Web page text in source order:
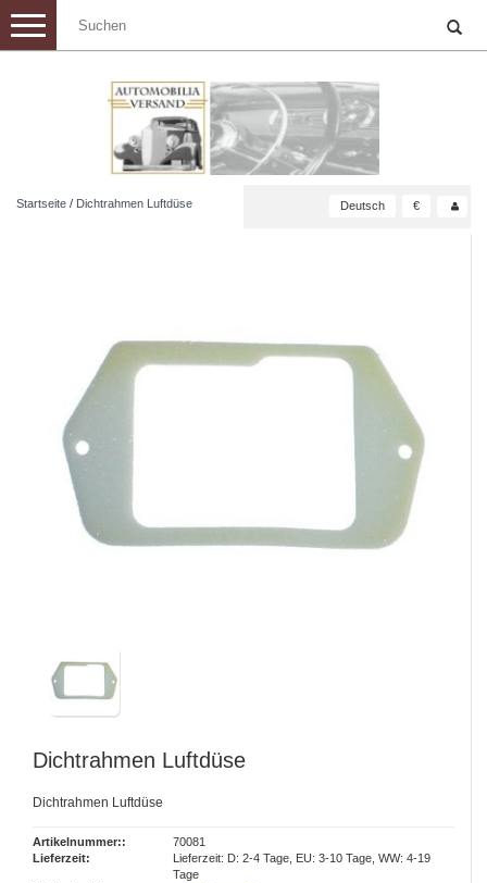
Toggle
navigation
Startseite / Dichtrahmen Luftdüse Deutsch €
Dichtrahmen Luftdüse
Dichtrahmen Luftdüse
Artikelnummer::
70081
Lieferzeit:
Lieferzeit: D: 2-4 Tage, EU: 3-10 Tage, WW: 4-19
Tage